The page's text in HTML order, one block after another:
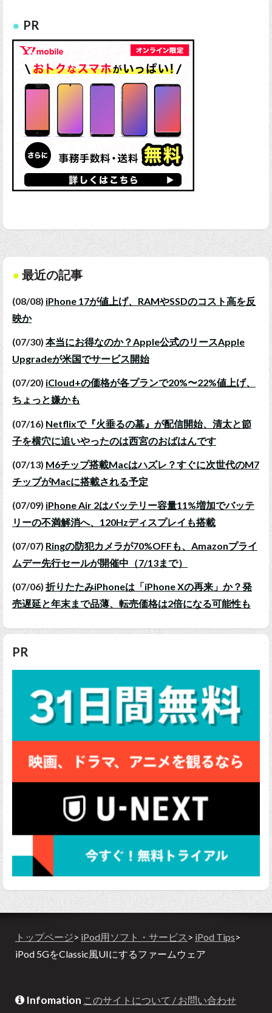
PR
最近の記事
(08/08) iPhone 17が値上げ、RAMやSSDのコスト高を反
映か
(07/30) 本当にお得なのか？Apple公式のリースApple
Upgradeが米国でサービス開始
(07/20) iCloud+の価格が各プランで20%〜22%値上げ、
ちょっと嫌かも
(07/16) Netflixで『火垂るの墓』が配信開始、清太と節
子を横穴に追いやったのは西宮のおばはんです
(07/13) M6チップ搭載Macはハズレ？すぐに次世代のM7
チップがMacに搭載される予定
(07/09) iPhone Air 2はバッテリー容量11%増加でバッテ
リーの不満解消へ、120Hzディスプレイも搭載
(07/07) Ringの防犯カメラが70%OFFも、Amazonプライ
ムデー先行セールが開催中（7/13まで）
(07/06) 折りたたみiPhoneは「iPhone Xの再来」か？発
売遅延と年末まで品薄、転売価格は2倍になる可能性も
PR
トップページ> iPod用ソフト・サービス > iPod Tips>
iPod 5GをClassic風UIにするファームウェア
Infomation このサイトについて / お問い合わせ